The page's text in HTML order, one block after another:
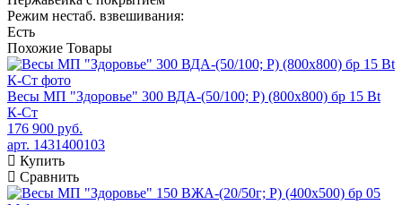
Режим нестаб. взвешивания:
Есть
Похожие Товары
Весы МП "Здоровье" 300 ВДА-(50/100; Р) (800х800) бр 15 Bt
К-Ст
176 900 руб.
арт. 1431400103
Купить
Сравнить